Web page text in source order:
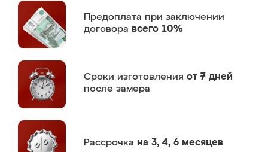
Предоплата при заключении
договора всего 10%
Сроки изготовления от 7 дней
после замера
Рассрочка на 3, 4, 6 месяцев